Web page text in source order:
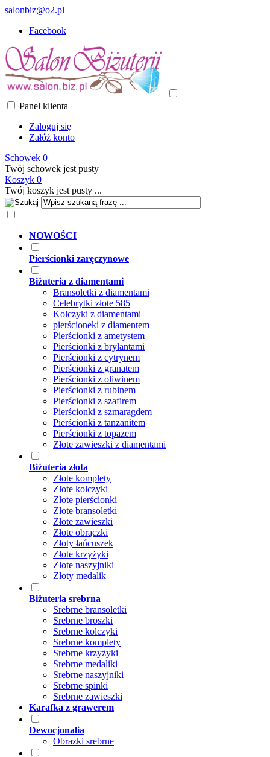
salonbiz@o2.pl
Facebook
Panel klienta
Zaloguj się
Załóż konto
Schowek 0
Twój schowek jest pusty
Koszyk 0
Twój koszyk jest pusty ...
NOWOŚCI
Pierścionki zaręczynowe
Biżuteria z diamentami
Bransoletki z diamentami
Celebrytki złote 585
Kolczyki z diamentami
pierścioneki z diamentem
Pierścionki z ametystem
Pierścionki z brylantami
Pierścionki z cytrynem
Pierścionki z granatem
Pierścionki z oliwinem
Pierścionki z rubinem
Pierścionki z szafirem
Pierścionki z szmaragdem
Pierścionki z tanzanitem
Pierścionki z topazem
Złote zawieszki z diamentami
Biżuteria złota
Złote komplety
Złote kolczyki
Złote pierścionki
Złote bransoletki
Złote zawieszki
Złote obrączki
Złoty łańcuszek
Złote krzyżyki
Złote naszyjniki
Złoty medalik
Biżuteria srebrna
Srebrne bransoletki
Srebrne broszki
Srebrne kolczyki
Srebrne komplety
Srebrne krzyżyki
Srebrne medaliki
Srebrne naszyjniki
Srebrne spinki
Srebrne zawieszki
Karafka z grawerem
Dewocjonalia
Obrazki srebrne